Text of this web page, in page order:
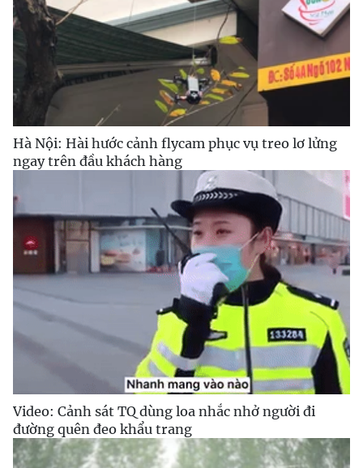
Hà Nội: Hài hước cảnh flycam phục vụ treo lơ lửng
ngay trên đầu khách hàng
Video: Cảnh sát TQ dùng loa nhắc nhở người đi
đường quên đeo khẩu trang